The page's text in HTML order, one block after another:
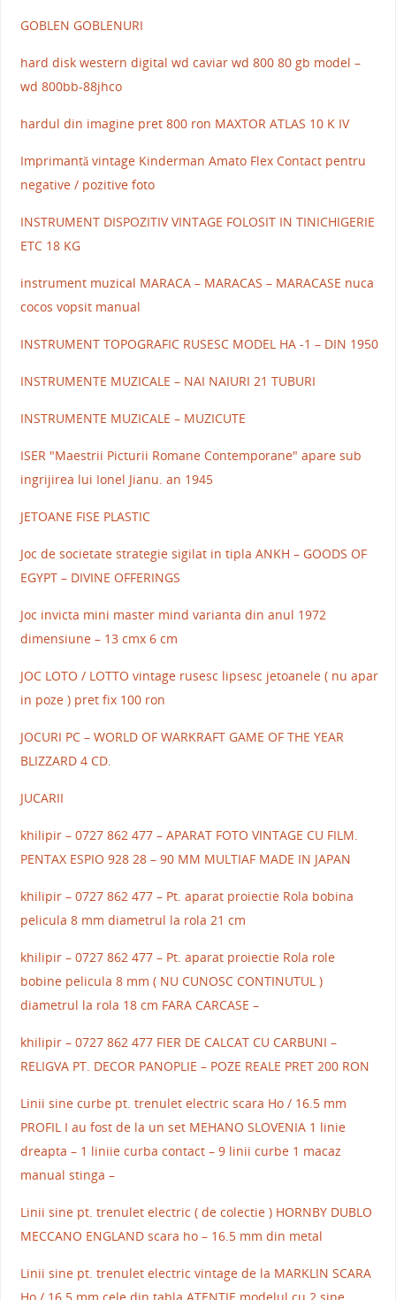
GOBLEN GOBLENURI
hard disk western digital wd caviar wd 800 80 gb model –
wd 800bb-88jhco
hardul din imagine pret 800 ron MAXTOR ATLAS 10 K IV
Imprimantă vintage Kinderman Amato Flex Contact pentru
negative / pozitive foto
INSTRUMENT DISPOZITIV VINTAGE FOLOSIT IN TINICHIGERIE
ETC 18 KG
instrument muzical MARACA – MARACAS – MARACASE nuca
cocos vopsit manual
INSTRUMENT TOPOGRAFIC RUSESC MODEL HA -1 – DIN 1950
INSTRUMENTE MUZICALE – NAI NAIURI 21 TUBURI
INSTRUMENTE MUZICALE – MUZICUTE
ISER "Maestrii Picturii Romane Contemporane" apare sub
ingrijirea lui Ionel Jianu. an 1945
JETOANE FISE PLASTIC
Joc de societate strategie sigilat in tipla ANKH – GOODS OF
EGYPT – DIVINE OFFERINGS
Joc invicta mini master mind varianta din anul 1972
dimensiune – 13 cmx 6 cm
JOC LOTO / LOTTO vintage rusesc lipsesc jetoanele ( nu apar
in poze ) pret fix 100 ron
JOCURI PC – WORLD OF WARKRAFT GAME OF THE YEAR
BLIZZARD 4 CD.
JUCARII
khilipir – 0727 862 477 – APARAT FOTO VINTAGE CU FILM.
PENTAX ESPIO 928 28 – 90 MM MULTIAF MADE IN JAPAN
khilipir – 0727 862 477 – Pt. aparat proiectie Rola bobina
pelicula 8 mm diametrul la rola 21 cm
khilipir – 0727 862 477 – Pt. aparat proiectie Rola role
bobine pelicula 8 mm ( NU CUNOSC CONTINUTUL )
diametrul la rola 18 cm FARA CARCASE –
khilipir – 0727 862 477 FIER DE CALCAT CU CARBUNI –
RELIGVA PT. DECOR PANOPLIE – POZE REALE PRET 200 RON
Linii sine curbe pt. trenulet electric scara Ho / 16.5 mm
PROFIL I au fost de la un set MEHANO SLOVENIA 1 linie
dreapta – 1 liniie curba contact – 9 linii curbe 1 macaz
manual stinga –
Linii sine pt. trenulet electric ( de colectie ) HORNBY DUBLO
MECCANO ENGLAND scara ho – 16.5 mm din metal
Linii sine pt. trenulet electric vintage de la MARKLIN SCARA